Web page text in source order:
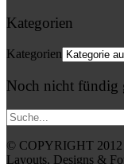
Kategorien
Kategorien
Noch nicht fündig
© COPYRIGHT 2012
Layouts, Designs &